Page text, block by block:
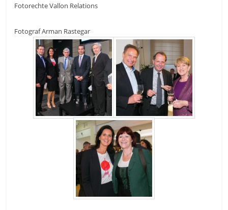
Fotorechte Vallon Relations
Fotograf Arman Rastegar